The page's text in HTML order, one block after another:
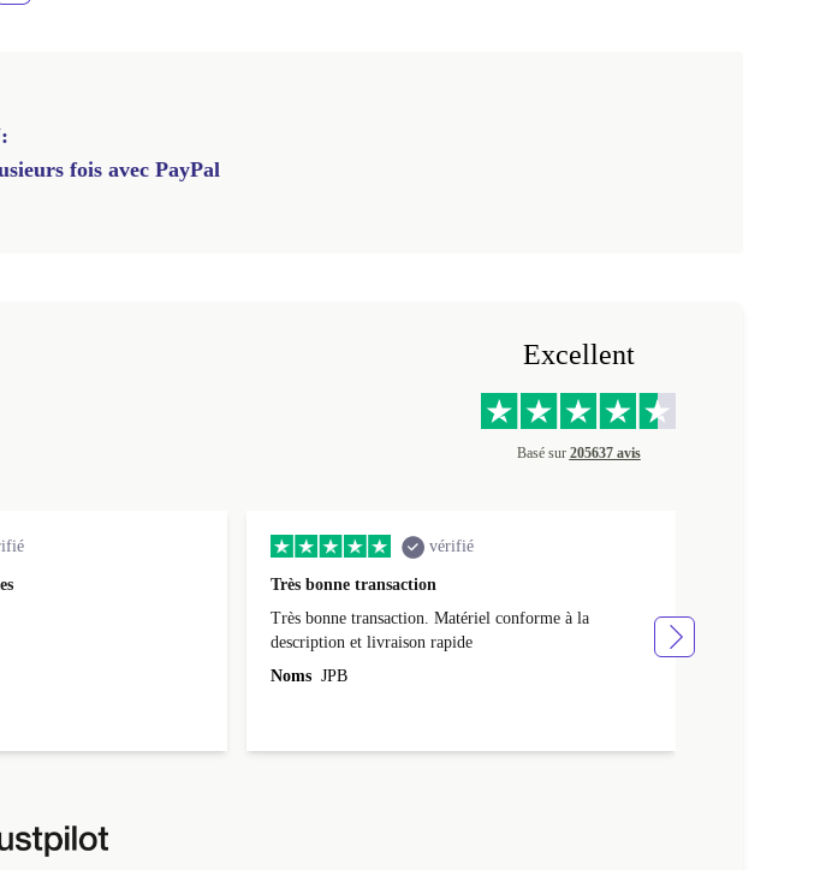
fois avec PayPal
Excellent
Basé sur 205637 avis
vérifié
Très bonne transaction
Très bonne transaction. Matériel conforme à la
description et livraison rapide
Noms JPB